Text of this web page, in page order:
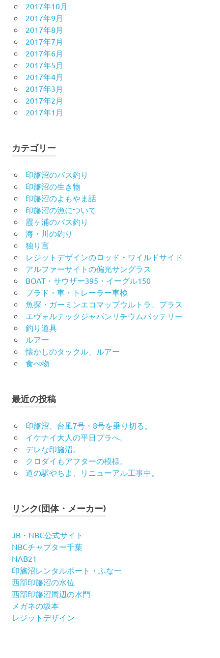
2017年10月
2017年9月
2017年8月
2017年7月
2017年6月
2017年5月
2017年4月
2017年3月
2017年2月
2017年1月
カテゴリー
印旛沼のバス釣り
印旛沼の生き物
印旛沼のよもやま話
印旛沼の漁について
霞ヶ浦のバス釣り
海・川の釣り
独り言
レジットデザインのロッド・ワイルドサイド
アルファーサイトの偏光サングラス
BOAT・サウザー395・イーグル150
プラド・車・トレーラー車検
魚探・ガーミンエコマップウルトラ、プラス
エヴォルテックジャパンリチウムバッテリー
釣り道具
ルアー
懐かしのタックル、ルアー
食べ物
最近の投稿
印旛沼、台風7号・8号を乗り切る。
イケナイ大人の平日プラへ。
デレな印旛沼。
クロダイもアフターの模様。
道の駅やちよ、リニューアル工事中。
リンク(団体・メーカー)
JB・NBC公式サイト
NBCチャプター千葉
NAB21
印旛沼レンタルボート・ふな一
西部印旛沼の水位
西部印旛沼周辺の水門
メガネの坂本
レジットデザイン